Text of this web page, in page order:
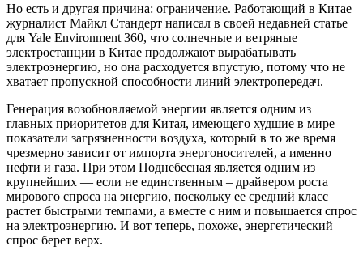
Но есть и другая причина: ограничение. Работающий в Китае
журналист Майкл Стандерт написал в своей недавней статье
для Yale Environment 360, что солнечные и ветряные
электростанции в Китае продолжают вырабатывать
электроэнергию, но она расходуется впустую, потому что не
хватает пропускной способности линий электропередач.
Генерация возобновляемой энергии является одним из
главных приоритетов для Китая, имеющего худшие в мире
показатели загрязненности воздуха, который в то же время
чрезмерно зависит от импорта энергоносителей, а именно
нефти и газа. При этом Поднебесная является одним из
крупнейших — если не единственным – драйвером роста
мирового спроса на энергию, поскольку ее средний класс
растет быстрыми темпами, а вместе с ним и повышается спрос
на электроэнергию. И вот теперь, похоже, энергетический
спрос берет верх.